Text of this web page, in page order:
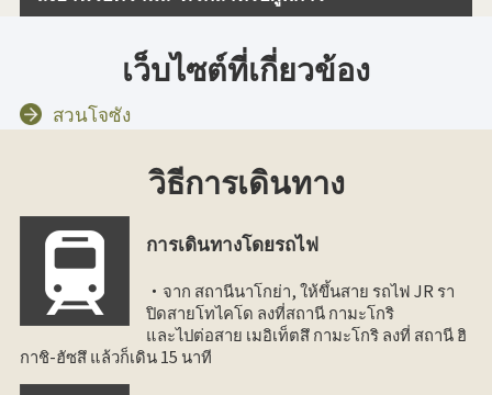
เว็บไซต์ที่เกี่ยวข้อง
สวนโจซัง
วิธีการเดินทาง
การเดินทางโดยรถไฟ
・จาก สถานีนาโกย่า, ให้ขึ้นสาย รถไฟ JR รา
ปิดสายโทไคโด ลงที่สถานี กามะโกริ
และไปต่อสาย เมอิเท็ตสึ กามะโกริ ลงที่ สถานี ฮิ
กาชิ-ฮัซสึ แล้วก็เดิน 15 นาที